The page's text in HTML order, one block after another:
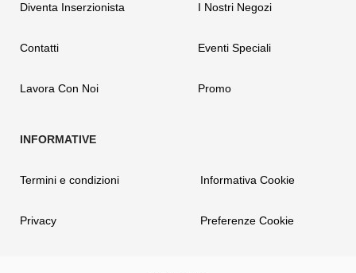
Diventa Inserzionista
Contatti
Lavora Con Noi
I Nostri Negozi
Eventi Speciali
Promo
Termini e condizioni
Privacy
Informativa Cookie
Preferenze Cookie